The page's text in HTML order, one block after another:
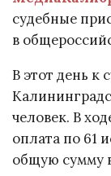
судебные
в
В этот день к
человек. В
оплата по 61
общую сумму